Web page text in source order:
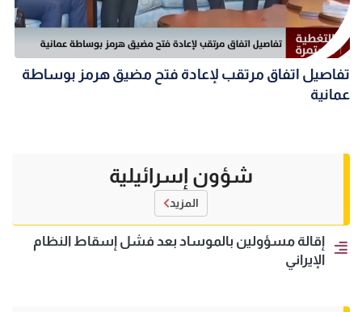
تفاصيل اتفاق مرتقب لإعادة فتح مضيق هرمز بوساطة
عمانية
شؤون إسرائيلية
المزيد
إقالة مسؤولين بالموساد بعد فشل إسقاط النظام
الإيراني